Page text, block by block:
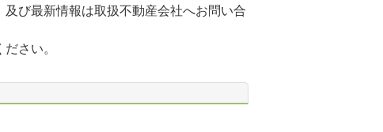
び最新情報は取扱不動産会社へお問い合
さい。